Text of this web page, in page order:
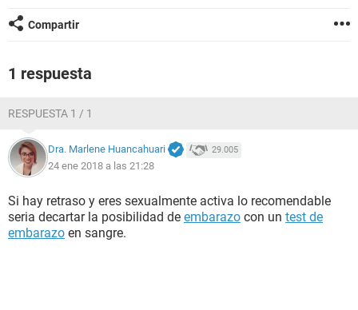
Compartir
1 respuesta
RESPUESTA 1 / 1
Dra. Marlene Huancahuari 29.005
24 ene 2018 a las 21:28
Si hay retraso y eres sexualmente activa lo recomendable
seria decartar la posibilidad de embarazo con un test de
embarazo en sangre.